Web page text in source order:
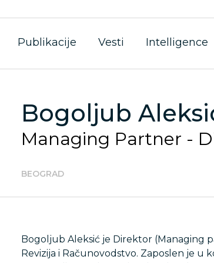
Publikacije Vesti Intelligence
Bogoljub
Managing Partner -
BEOGRAD
Bogoljub Aleksić je Direktor (Managing
Revizija i Računovodstvo. Zaposlen je u